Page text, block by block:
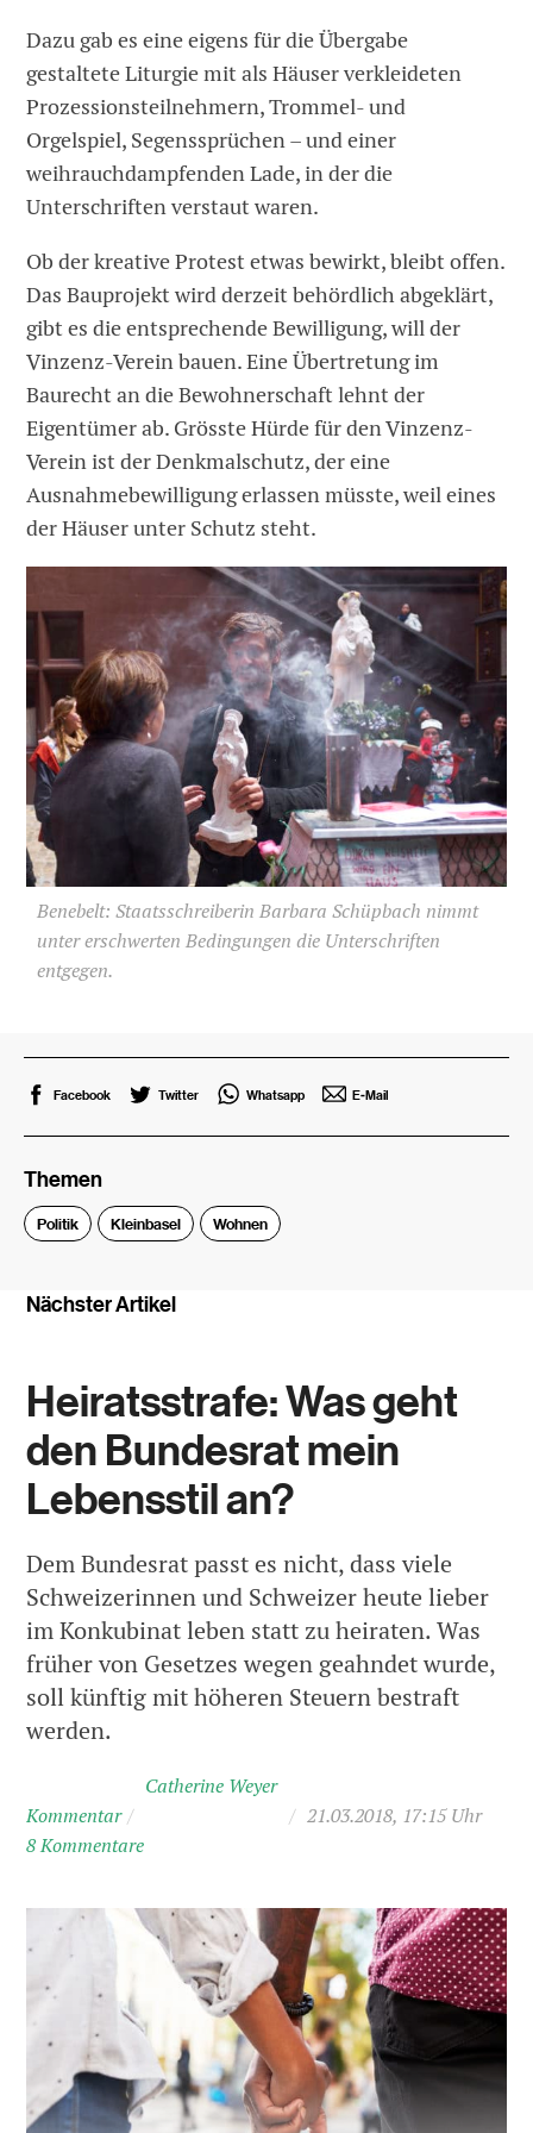
Dazu gab es eine eigens für die Übergabe
gestaltete Liturgie mit als Häuser verkleideten
Prozessionsteilnehmern, Trommel- und
Orgelspiel, Segenssprüchen – und einer
weihrauchdampfenden Lade, in der die
Unterschriften verstaut waren.
Ob der kreative Protest etwas bewirkt, bleibt offen.
Das Bauprojekt wird derzeit behördlich abgeklärt,
gibt es die entsprechende Bewilligung, will der
Vinzenz-Verein bauen. Eine Übertretung im
Baurecht an die Bewohnerschaft lehnt der
Eigentümer ab. Grösste Hürde für den Vinzenz-
Verein ist der Denkmalschutz, der eine
Ausnahmebewilligung erlassen müsste, weil eines
der Häuser unter Schutz steht.
Benebelt: Staatsschreiberin Barbara Schüpbach nimmt
unter erschwerten Bedingungen die Unterschriften
entgegen.
Facebook Twitter Whatsapp E-Mail
Themen
Politik Kleinbasel Wohnen
Nächster Artikel
Heiratsstrafe: Was geht
den Bundesrat mein
Lebensstil an?
Dem Bundesrat passt es nicht, dass viele
Schweizerinnen und Schweizer heute lieber
im Konkubinat leben statt zu heiraten. Was
früher von Gesetzes wegen geahndet wurde,
soll künftig mit höheren Steuern bestraft
werden.
Kommentar /
Catherine Weyer
/ 21.03.2018, 17:15 Uhr
8 Kommentare